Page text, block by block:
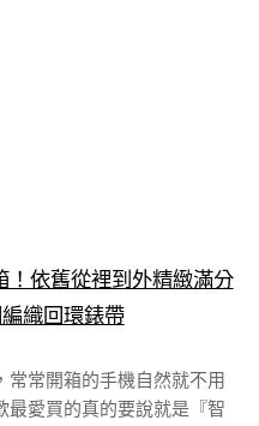
！依舊從裡到外精緻滿分
織回環錶帶
常常開箱的手機自然就不用
最愛買的真的要說就是『智